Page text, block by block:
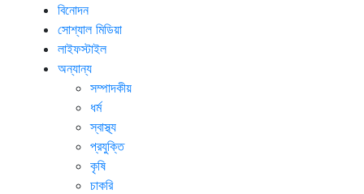
বিনোদন
সোশ্যাল মিডিয়া
লাইফস্টাইল
অন্যান্য
সম্পাদকীয়
ধর্ম
স্বাস্থ্য
প্রযুক্তি
কৃষি
চাকরি